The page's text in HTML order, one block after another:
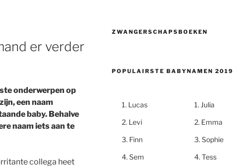
er verder
onderwerpen op
een naam
baby. Behalve
naam iets aan te
collega heet
ZWANGERSCHAPSBOEKEN
POPULAIRSTE BABYNAMEN 2019
Lucas
Levi
Finn
Sem
Julia
Emma
Sophie
Tess